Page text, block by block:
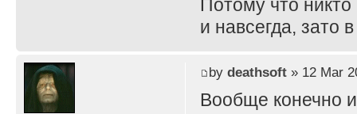
Потому что
и навсегда, зато
by deathsoft» 12 Mar
Вообще конечно